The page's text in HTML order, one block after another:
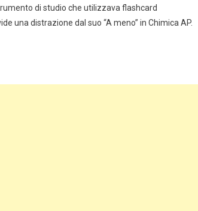
di studio che utilizzava flashcard
una distrazione dal suo “A meno” in Chimica AP.